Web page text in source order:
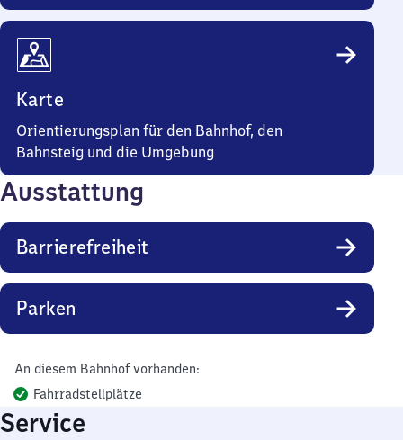
Karte
Orientierungsplan für den Bahnhof, den
Bahnsteig und die Umgebung
Ausstattung
Barrierefreiheit
Parken
An diesem Bahnhof vorhanden:
Fahrradstellplätze
Service